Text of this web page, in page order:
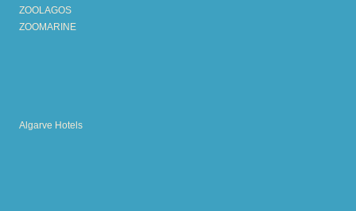
ZOOLAGOS
ZOOMARINE
Algarve Hotels